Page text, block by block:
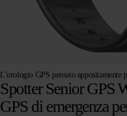
L'orologio GPS pensato appositamente
Spotter Senior GPS
GPS di emergenza